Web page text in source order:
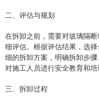
二、评估与规划
在拆卸之前，需要对玻璃隔
细评估。根据评估结果，选
细的拆卸方案，明确拆卸步
对施工人员进行安全教育和培
三、拆卸过程